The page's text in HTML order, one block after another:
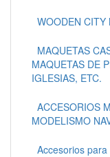
WOODEN CITY
MAQUETAS
MAQUETAS DE
IGLESIAS, ETC.
ACCESORIOS
MODELISMO
Accesorios